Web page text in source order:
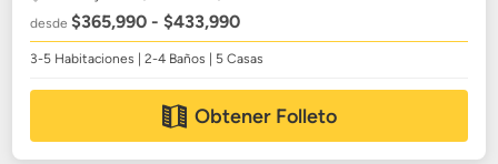
desde$365,990 - $433,990
3-5 Habitaciones | 2-4 Baños | 5 Casas
Obtener Folleto